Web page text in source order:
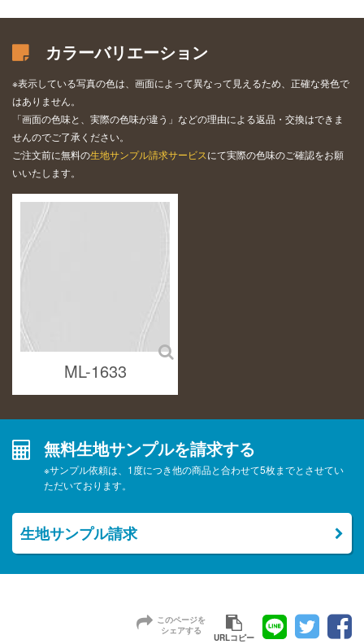
カラーバリエーション
※表示している写真の色は、画面によって異なって見えるため、正確な発色で
はありません。
「画面の色味と、実際の色味が違う」などの理由による返品・交換はできま
せんのでご了承ください。
ご注文前に無料の生地サンプル請求サービスにて実際の色味のご確認をお願
いいたします。
ML-1633
無料生地サンプルを請求する
※サンプル依頼は、1度につき他の商品と合わせて5枚までとさせてい
ただいております。
生地サンプル請求
このページを
シェアする
URLコピー